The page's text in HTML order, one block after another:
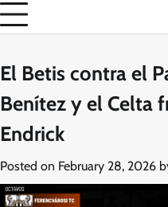
El Betis contra el
Benítez y el Celta
Endrick
Posted on February 28, 2026